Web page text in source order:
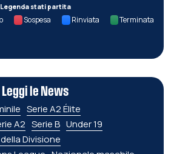
Legenda stati partita
Sospesa Rinviata Terminata
Leggi le News
Serie A2 Élite
A2 Serie B Under 19
Divisione